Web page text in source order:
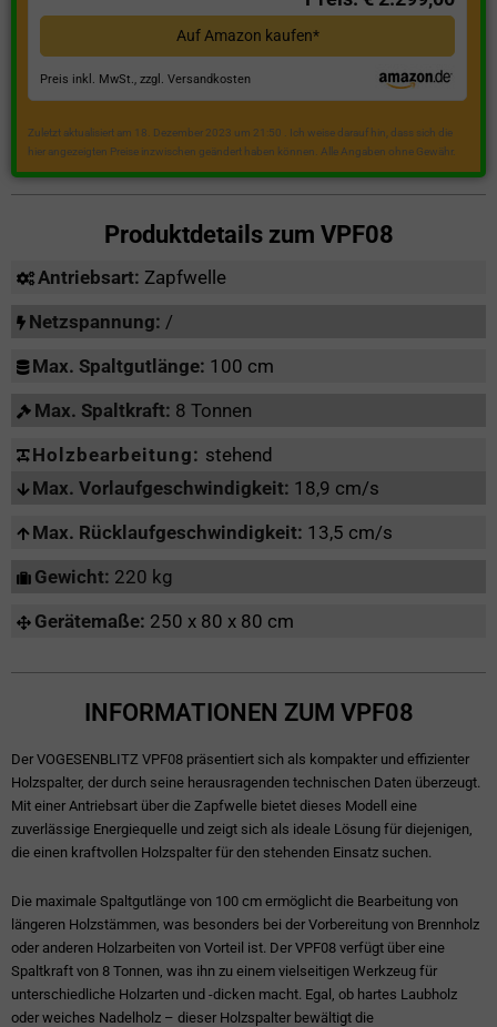
Auf Amazon kaufen*
Preis inkl. MwSt., zzgl. Versandkosten
Zuletzt aktualisiert am 18. Dezember 2023 um 21:50 . Ich weise darauf hin, dass sich die
hier angezeigten Preise inzwischen geändert haben können. Alle Angaben ohne Gewähr.
Produktdetails zum VPF08
Antriebsart: Zapfwelle
Netzspannung: /
Max. Spaltgutlänge: 100 cm
Max. Spaltkraft: 8 Tonnen
Holzbearbeitung: stehend
Max. Vorlaufgeschwindigkeit: 18,9 cm/s
Max. Rücklaufgeschwindigkeit: 13,5 cm/s
Gewicht: 220 kg
Gerätemaße: 250 x 80 x 80 cm
INFORMATIONEN ZUM VPF08
Der VOGESENBLITZ VPF08 präsentiert sich als kompakter und effizienter
Holzspalter, der durch seine herausragenden technischen Daten überzeugt.
Mit einer Antriebsart über die Zapfwelle bietet dieses Modell eine
zuverlässige Energiequelle und zeigt sich als ideale Lösung für diejenigen,
die einen kraftvollen Holzspalter für den stehenden Einsatz suchen.
Die maximale Spaltgutlänge von 100 cm ermöglicht die Bearbeitung von
längeren Holzstämmen, was besonders bei der Vorbereitung von Brennholz
oder anderen Holzarbeiten von Vorteil ist. Der VPF08 verfügt über eine
Spaltkraft von 8 Tonnen, was ihn zu einem vielseitigen Werkzeug für
unterschiedliche Holzarten und -dicken macht. Egal, ob hartes Laubholz
oder weiches Nadelholz – dieser Holzspalter bewältigt die